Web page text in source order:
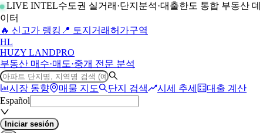
LIVE INTEL수도권 실거래·단지분석·대출한도 통합 부동산 데
이터
🔥 신고가 랭킹 📍 토지거래허가구역
HL
HUZY LANDPRO
부동산 매수·매도·중개 전문 분석
시장 동향 매물 지도 단지 검색 시세 추세
대출 계산
Español
Iniciar sesión